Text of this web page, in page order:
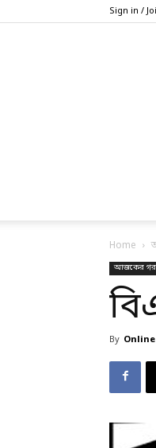
Sign in /
Home
আজকের
By Online